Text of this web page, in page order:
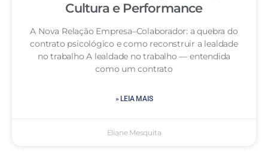
Cultura e Performance
A Nova Relação Empresa–Colaborador: a quebra do
contrato psicológico e como reconstruir a lealdade
no trabalho A lealdade no trabalho — entendida
como um contrato
» LEIA MAIS
Eliane Mesquita